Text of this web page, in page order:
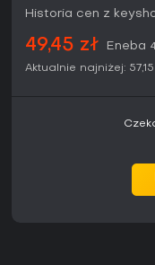
Historia cen z
49,45 zł Eneba
Aktualnie najniżej: